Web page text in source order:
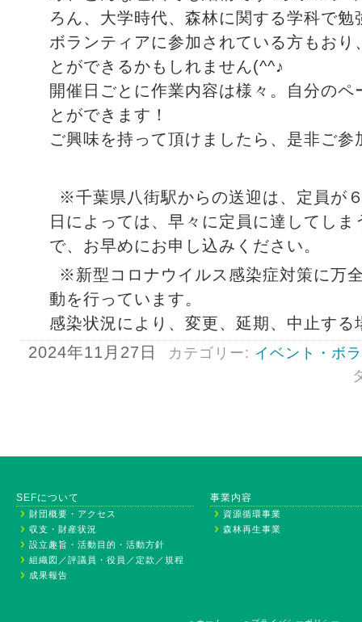
ろん、大学時代、森林に関する学科で
ボランティアに参加されている方もおり
とができるかもしれません(^^♪
開催日ごとに作業内容は様々。自分の
とができます！
ご興味を持って頂けましたら、是非ご参
※千葉県八街駅からの送迎は、定員が
日によっては、早々に定員に達してし
で、お早めにお申し込みください。
※新型コロナウイルス感染症対策に万
動を行っています。
感染状況により、変更、延期、中止する
2024年11月27日
カテゴリー: イベント・ボ
SEFについて
財団概要・アクセス
収支・財産状況
設立趣旨・活動目的・活動方針
組織図／評議員・役員／定款／規程
成果報告
事業内容
資源循環事業
森林再生事業